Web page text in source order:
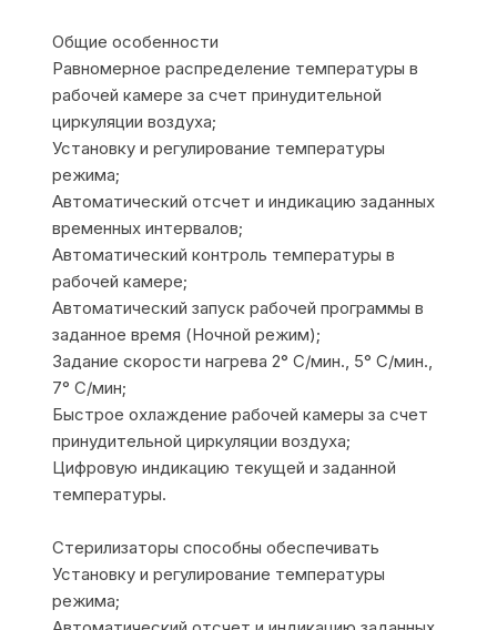
Общие особенности
Равномерное распределение температуры в
рабочей камере за счет принудительной
циркуляции воздуха;
Установку и регулирование температуры
режима;
Автоматический отсчет и индикацию заданных
временных интервалов;
Автоматический контроль температуры в
рабочей камере;
Автоматический запуск рабочей программы в
заданное время (Ночной режим);
Задание скорости нагрева 2° С/мин., 5° С/мин.,
7° С/мин;
Быстрое охлаждение рабочей камеры за счет
принудительной циркуляции воздуха;
Цифровую индикацию текущей и заданной
температуры.
Стерилизаторы способны обеспечивать
Установку и регулирование температуры
режима;